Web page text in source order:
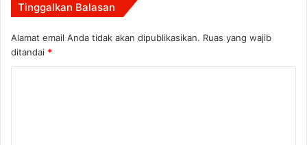
Tinggalkan Balasan
Alamat email Anda tidak akan dipublikasikan. Ruas yang wajib
ditandai *